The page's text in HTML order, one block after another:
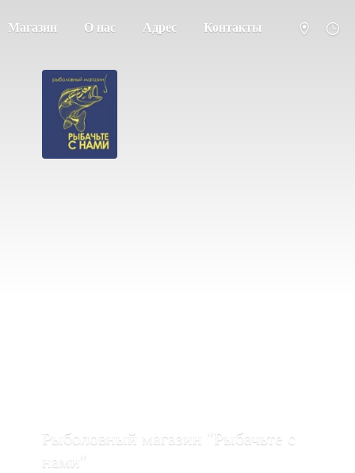
Магазин О нас Адрес Контакты
Рыболовный магазин "Рыбачьте с
нами"